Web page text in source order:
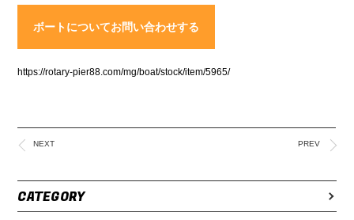
ボートについてお問い合わせする
https://rotary-pier88.com/mg/boat/stock/item/5965/
NEXT PREV
CATEGORY